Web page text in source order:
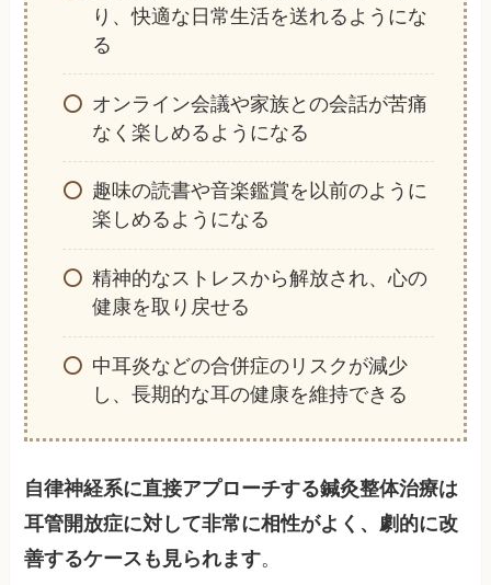
り、快適な日常生活を送れるようにな
る
オンライン会議や家族との会話が苦痛
なく楽しめるようになる
趣味の読書や音楽鑑賞を以前のように
楽しめるようになる
精神的なストレスから解放され、心の
健康を取り戻せる
中耳炎などの合併症のリスクが減少
し、長期的な耳の健康を維持できる
自律神経系に直接アプローチする鍼灸整体治療は
耳管開放症に対して非常に相性がよく、劇的に改
善するケースも見られます。